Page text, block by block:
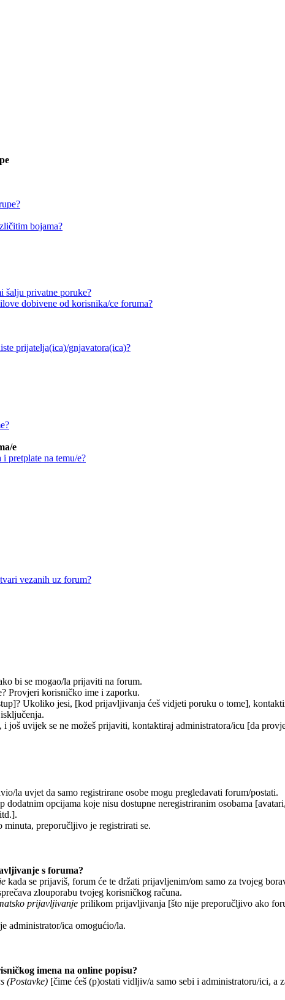
bojama?
šalju privatne poruke?
dobivene od korisnika/ce foruma?
prijatelja(ica)/gnjavatora(ica)?
e
pretplate na temu/e?
vezanih uz forum?
bi se mogao/la prijaviti na forum.
Provjeri korisničko ime i zaporku.
Ukoliko jesi, [kod prijavljivanja ćeš vidjeti poruku o tome],
još uvijek se ne možeš prijaviti, kontaktiraj administratora/icu [da
la uvjet da samo registrirane osobe mogu pregledavati forum/postati.
opcijama koje nisu dostupne neregistriranim osobama [avatari,
minuta, preporučljivo je registrirati se.
s foruma?
kada se prijaviš, forum će te držati prijavljenim/om samo za tvojeg
zlouporabu tvojeg korisničkog računa.
prijavljivanje prilikom prijavljivanja [što nije preporučljivo ako
administrator/ica omogućio/la.
imena na online popisu?
(Postavke) [čime ćeš (p)ostati vidljiv/a samo sebi i administratoru/ici, a